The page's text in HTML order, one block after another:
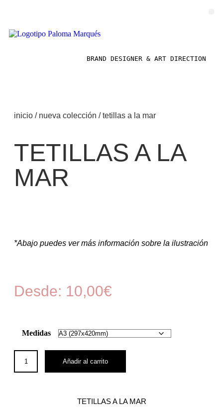
BRAND DESIGNER & ART DIRECTION
inicio / nueva colección / tetillas a la mar
TETILLAS A LA
MAR
*Abajo puedes ver más información sobre la ilustración
Desde: 10,00€
Medidas
Añadir al carrito
TETILLAS A LA MAR